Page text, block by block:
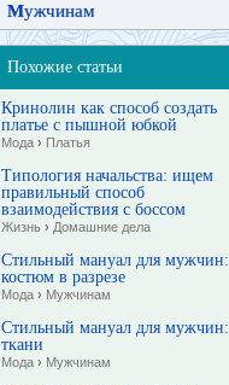
Мужчинам
Похожие статьи
Кринолин как способ создать
платье с пышной юбкой
Мода › Платья
Типология начальства: ищем
правильный способ
взаимодействия с боссом
Жизнь › Домашние дела
Стильный мануал для мужчин:
костюм в разрезе
Мода › Мужчинам
Стильный мануал для мужчин:
ткани
Мода › Мужчинам